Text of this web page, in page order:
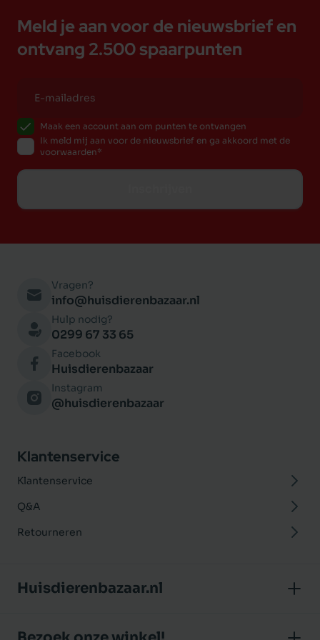
Meld je aan voor de nieuwsbrief en
ontvang 2.500 spaarpunten
Maak een account aan om punten te ontvangen
Ik meld mij aan voor de nieuwsbrief en ga akkoord met de
voorwaarden
Vragen?
info@huisdierenbazaar.nl
Hulp nodig?
0299 67 33 65
Facebook
Huisdierenbazaar
Instagram
@huisdierenbazaar
Klantenservice
Klantenservice
Q&A
Retourneren
Huisdierenbazaar.nl